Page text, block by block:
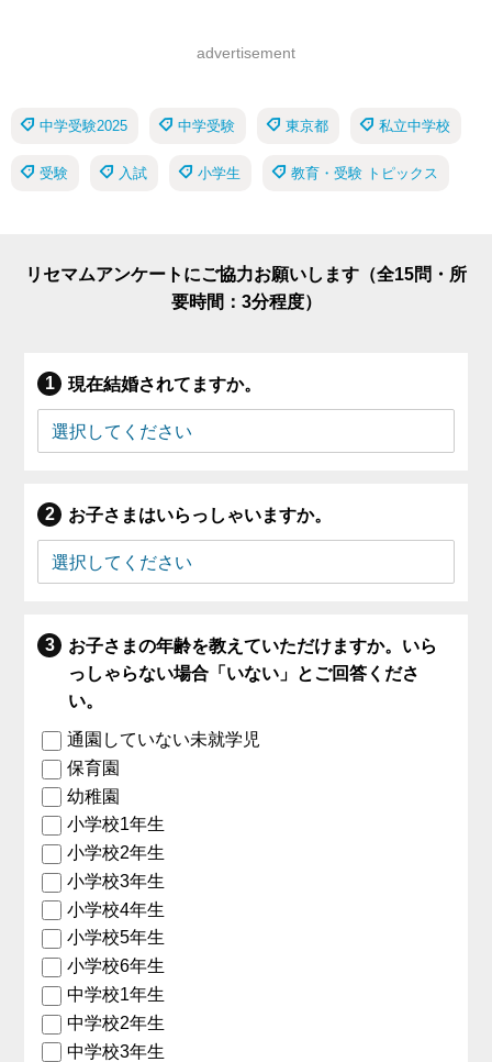
advertisement
中学受験2025 中学受験 東京都 私立中学校
受験 入試 小学生 教育・受験 トピックス
リセマムアンケートにご協力お願いします（全15問・所
要時間：3分程度）
現在結婚されてますか。
お子さまはいらっしゃいますか。
お子さまの年齢を教えていただけますか。いら
っしゃらない場合「いない」とご回答くださ
い。
通園していない未就学児
保育園
幼稚園
小学校1年生
小学校2年生
小学校3年生
小学校4年生
小学校5年生
小学校6年生
中学校1年生
中学校2年生
中学校3年生